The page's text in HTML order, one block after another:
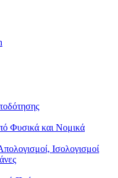
Φυσικά και Νομικά
Ισολογισμοί